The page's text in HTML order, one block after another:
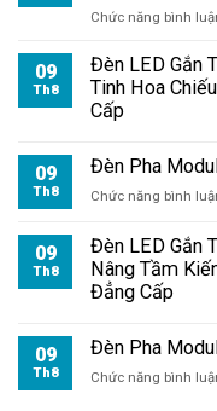
Chức năng bình
09
Th8
Đèn LED Gắn
Tinh Hoa
Cấp
09
Th8
Đèn Pha
Chức năng bình
09
Th8
Đèn LED Gắn
Nâng Tầm
Đẳng Cấp
09
Th8
Đèn Pha
Chức năng bình